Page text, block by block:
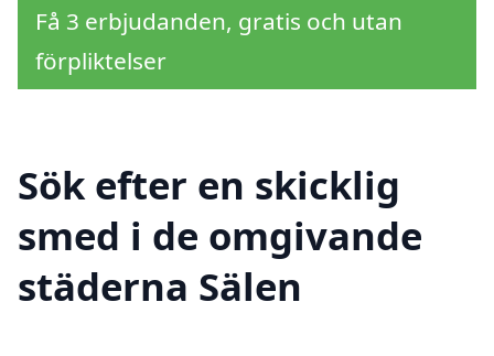
Få 3 erbjudanden, gratis och utan
förpliktelser
Sök efter en skicklig
smed i de omgivande
städerna Sälen